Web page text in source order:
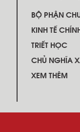
BỘ PHẬN
KINH TẾ
TRIẾT HỌC
CHỦ NGHĨA
XEM THÊM